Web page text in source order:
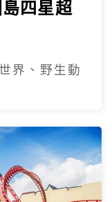
四星超
界、野生動